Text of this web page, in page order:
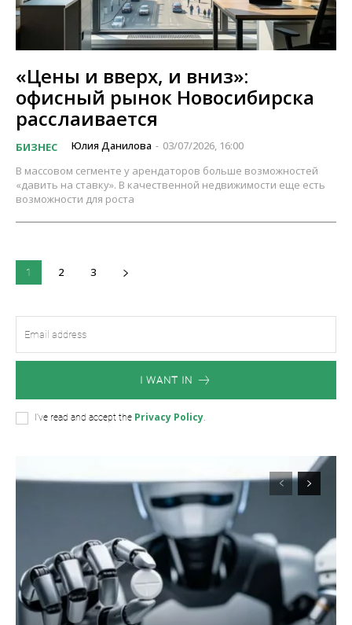
«Цены и вверх, и вниз»:
офисный рынок Новосибирска
расслаивается
БИЗНЕС Юлия Данилова - 03/07/2026, 16:00
В массовом сегменте у арендаторов больше возможностей
«давить на ставку». В качественной недвижимости еще есть
возможности для роста
1 2 3
I WANT IN
I've read and accept the Privacy Policy.